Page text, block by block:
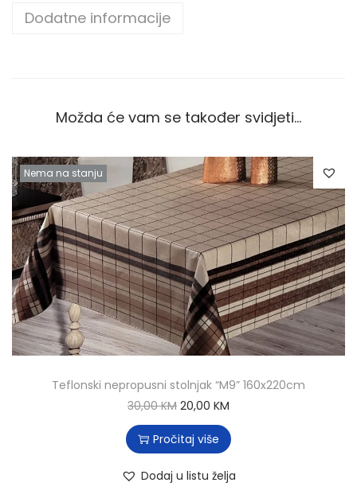
Dodatne informacije
Možda će vam se također svidjeti…
Nema na stanju
Teflonski nepropusni stolnjak “M9” 160x220cm
30,00KM 20,00 KM
Pročitaj više
Dodaj u listu želja